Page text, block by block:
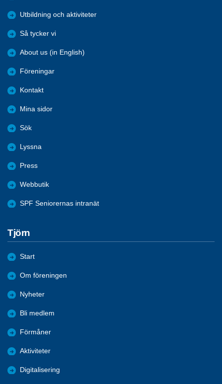
Utbildning och aktiviteter
Så tycker vi
About us (in English)
Föreningar
Kontakt
Mina sidor
Sök
Lyssna
Press
Webbutik
SPF Seniorernas intranät
Tjörn
Start
Om föreningen
Nyheter
Bli medlem
Förmåner
Aktiviteter
Digitalisering